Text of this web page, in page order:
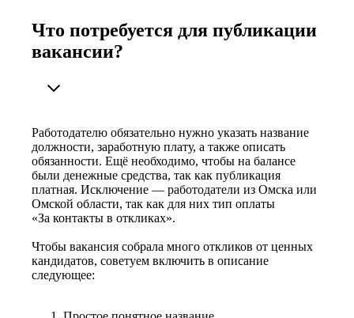
Что потребуется для публикации
вакансии?
Работодателю обязательно нужно указать название
должности, заработную плату, а также описать
обязанности. Ещё необходимо, чтобы на балансе
были денежные средства, так как публикация
платная. Исключение — работодатели из Омска или
Омской области, так как для них тип оплаты
«За контакты в откликах».
Чтобы вакансия собрала много откликов от ценных
кандидатов, советуем включить в описание
следующее: